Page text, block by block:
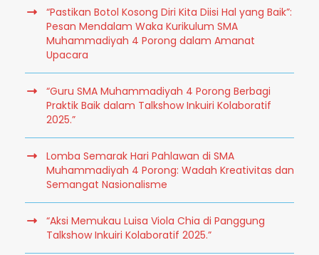
“Pastikan Botol Kosong Diri Kita Diisi Hal yang Baik”:
Pesan Mendalam Waka Kurikulum SMA
Muhammadiyah 4 Porong dalam Amanat
Upacara
“Guru SMA Muhammadiyah 4 Porong Berbagi
Praktik Baik dalam Talkshow Inkuiri Kolaboratif
2025.”
Lomba Semarak Hari Pahlawan di SMA
Muhammadiyah 4 Porong: Wadah Kreativitas dan
Semangat Nasionalisme
“Aksi Memukau Luisa Viola Chia di Panggung
Talkshow Inkuiri Kolaboratif 2025.”